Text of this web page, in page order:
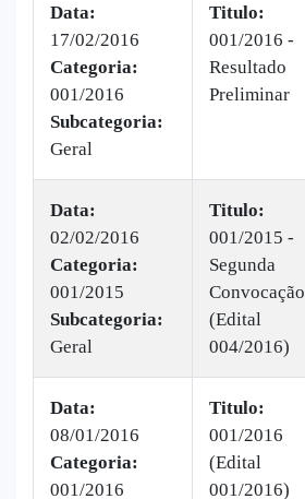
Data:
17/02/2016
Categoria:
001/2016
Subcategoria:
Geral
Titulo:
001/2016 -
Resultado
Preliminar
Data:
02/02/2016
Categoria:
001/2015
Subcategoria:
Geral
Titulo:
001/2015 -
Segunda
Convocação
(Edital
004/2016)
Data:
08/01/2016
Categoria:
001/2016
Titulo:
001/2016
(Edital
001/2016)